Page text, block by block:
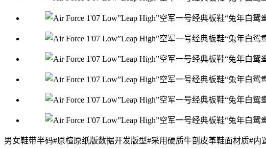
男女鞋带半码#原楦原纸版数据开发版型#采用硬质牛剖皮革鞋面材质#内